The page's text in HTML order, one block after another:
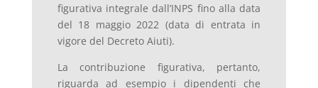
figurativa integrale dall’INPS fino alla data
del 18 maggio 2022 (data di entrata in
vigore del Decreto Aiuti).
La contribuzione figurativa, pertanto,
riguarda ad esempio i dipendenti che